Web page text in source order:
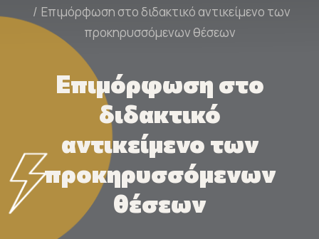
ΣΑΕΚ
Σεμινάρια
Ευρωπαϊκά Προγράμματα
Εθνικά Προγράμματα
Voucher
Νέα & Ανακοινώσεις
Επικοινωνία
Ευκαιρίες Καριέρας
Επιμόρφωση στο διδακτικό αντικείμενο των
προκηρυσσόμενων θέσεων
Επιμόρφωση στο
διδακτικό
αντικείμενο των
προκηρυσσόμενων
θέσεων